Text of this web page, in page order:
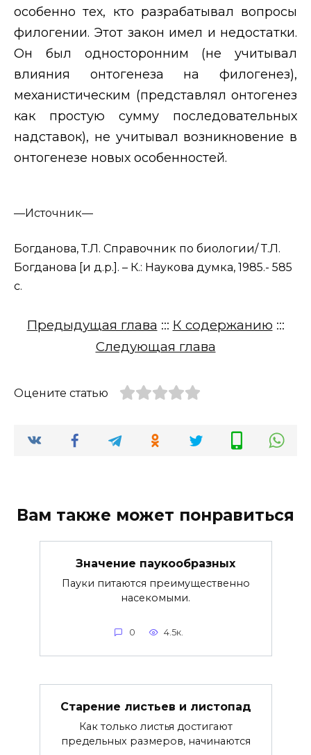
особенно тех, кто разрабатывал вопросы
филогении. Этот закон имел и недостатки.
Он был односторонним (не учитывал
влияния онтогенеза на филогенез),
механистическим (представлял онтогенез
как простую сумму последовательных
надставок), не учитывал возникновение в
онтогенезе новых особенностей.
—Источник—
Богданова, Т.Л. Справочник по биологии/ Т.Л.
Богданова [и д.р.]. – К.: Наукова думка, 1985.- 585
с.
Предыдущая глава ::: К содержанию :::
Следующая глава
Оцените статью
Вам также может понравиться
Значение паукообразных
Пауки питаются преимущественно
насекомыми.
0 4.5к.
Старение листьев и листопад
Как только листья достигают
предельных размеров, начинаются